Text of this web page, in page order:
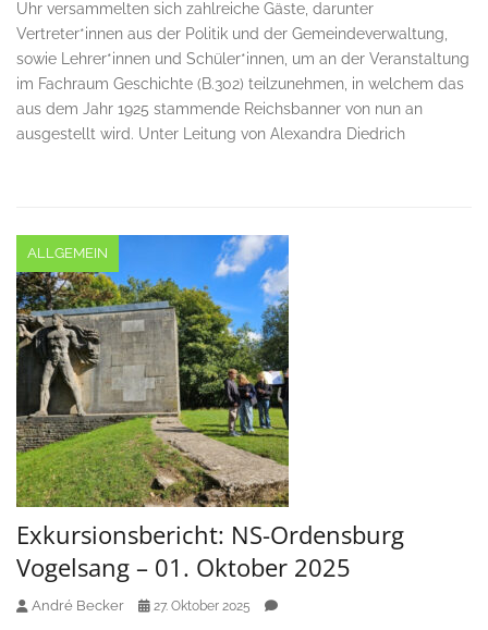
Uhr versammelten sich zahlreiche Gäste, darunter
Vertreter*innen aus der Politik und der Gemeindeverwaltung,
sowie Lehrer*innen und Schüler*innen, um an der Veranstaltung
im Fachraum Geschichte (B.302) teilzunehmen, in welchem das
aus dem Jahr 1925 stammende Reichsbanner von nun an
ausgestellt wird. Unter Leitung von Alexandra Diedrich
ALLGEMEIN
Exkursionsbericht: NS-Ordensburg
Vogelsang – 01. Oktober 2025
André Becker 27. Oktober 2025